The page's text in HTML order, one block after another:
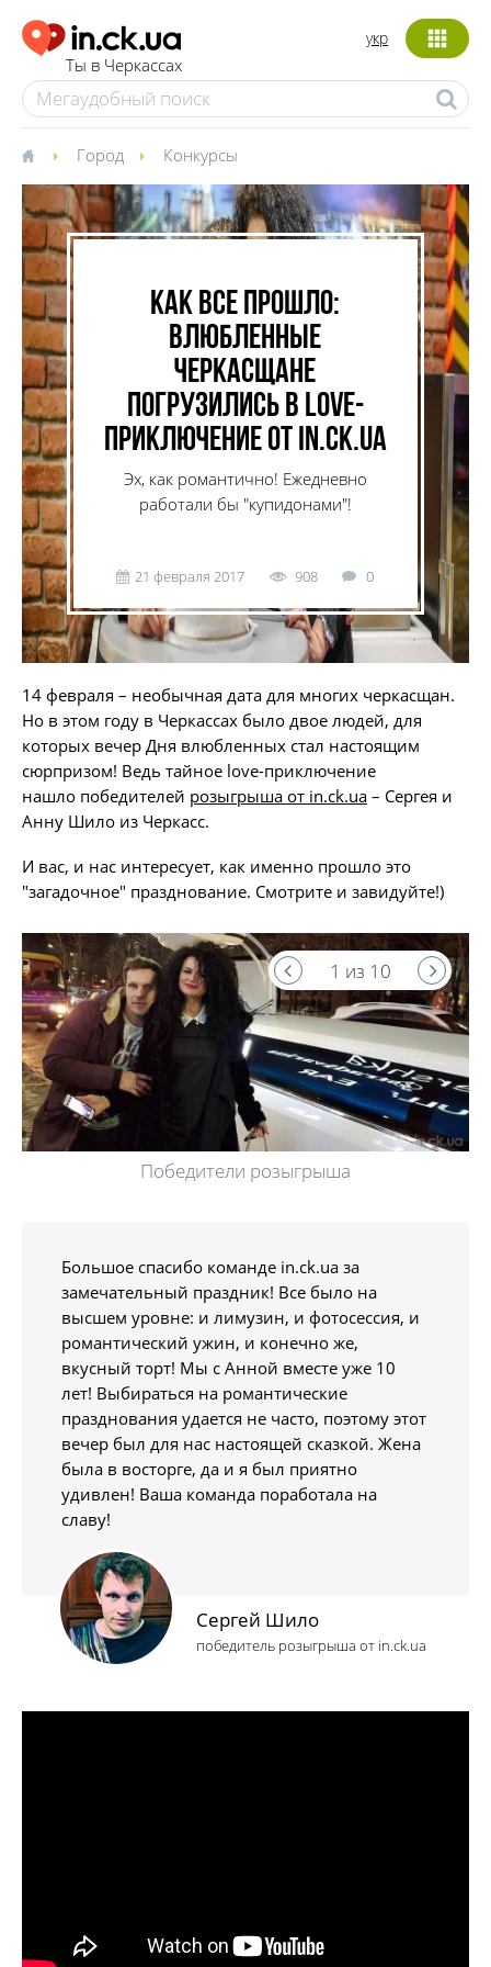
Ты в Черкассах
укр
Город Конкурсы
Как все прошло:
влюбленные
черкасщане
погрузились в love-
приключение от in.ck.ua
Эх, как романтично! Ежедневно
работали бы "купидонами"!
21 февраля 2017 908 0
14 февраля – необычная дата для многих черкасщан.
Но в этом году в Черкассах было двое людей, для
которых вечер Дня влюбленных стал настоящим
сюрпризом! Ведь тайное love-приключение
нашло победителей розыгрыша от in.ck.ua – Сергея и
Анну Шило из Черкасс.
И вас, и нас интересует, как именно прошло это
"загадочное" празднование. Смотрите и завидуйте!)
Победители розыгрыша
1 из 10
Большое спасибо команде in.ck.ua за
замечательный праздник! Все было на
высшем уровне: и лимузин, и фотосессия, и
романтический ужин, и конечно же,
вкусный торт! Мы с Анной вместе уже 10
лет! Выбираться на романтические
празднования удается не часто, поэтому этот
вечер был для нас настоящей сказкой. Жена
была в восторге, да и я был приятно
удивлен! Ваша команда поработала на
славу!
Сергей Шило
победитель розыгрыша от in.ck.ua